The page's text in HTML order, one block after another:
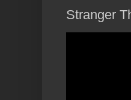
Stranger